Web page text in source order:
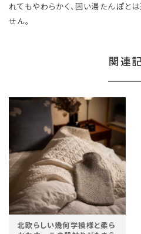
れてもやわらかく、固い湯たんぽと
せん。
関連
北欧らしい幾何学模様と柔ら